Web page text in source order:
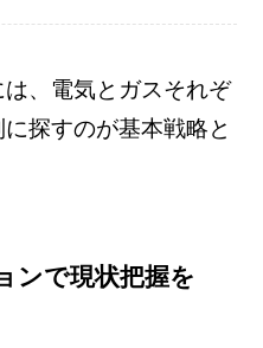
、電気とガスそれぞ
探すのが基本戦略と
ンで現状把握を